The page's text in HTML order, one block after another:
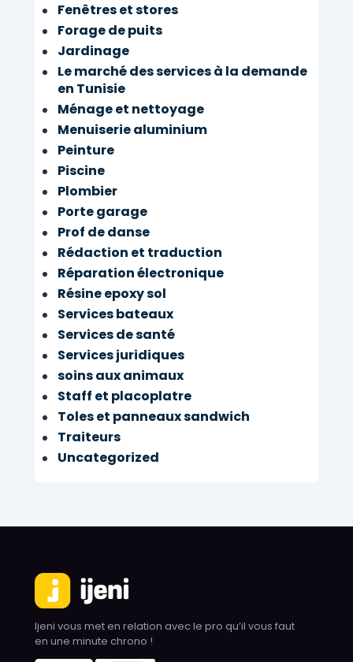
Fenêtres et stores
Forage de puits
Jardinage
Le marché des services à la demande
en Tunisie
Ménage et nettoyage
Menuiserie aluminium
Peinture
Piscine
Plombier
Porte garage
Prof de danse
Rédaction et traduction
Réparation électronique
Résine epoxy sol
Services bateaux
Services de santé
Services juridiques
soins aux animaux
Staff et placoplatre
Toles et panneaux sandwich
Traiteurs
Uncategorized
Ijeni vous met en relation avec le pro qu’il vous faut
en une minute chrono !